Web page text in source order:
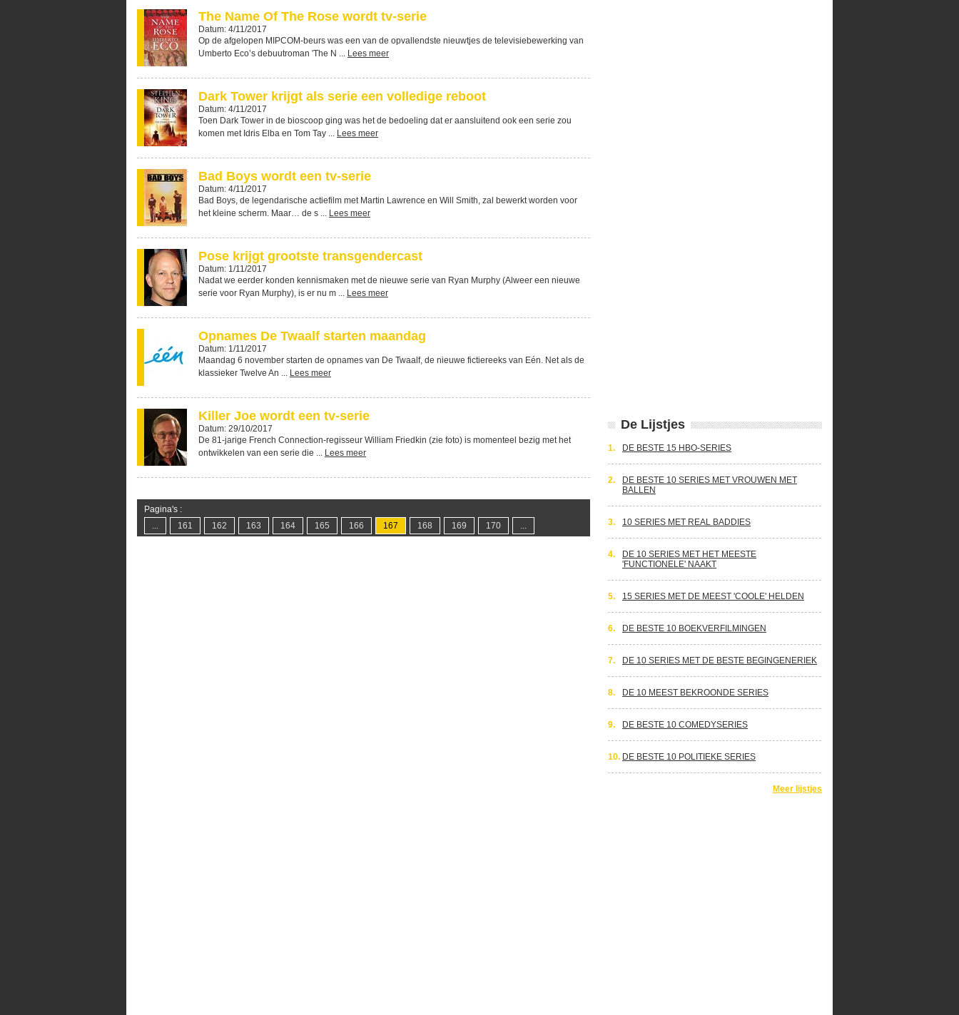
The Name Of The Rose wordt tv-serie
Datum: 4/11/2017
Op de afgelopen MIPCOM-beurs was een van de opvallendste nieuwtjes de televisiebewerking van
Umberto Eco’s debuutroman 'The N ... Lees meer
Dark Tower krijgt als serie een volledige reboot
Datum: 4/11/2017
Toen Dark Tower in de bioscoop ging was het de bedoeling dat er aansluitend ook een serie zou
komen met Idris Elba en Tom Tay ... Lees meer
Bad Boys wordt een tv-serie
Datum: 4/11/2017
Bad Boys, de legendarische actiefilm met Martin Lawrence en Will Smith, zal bewerkt worden voor
het kleine scherm. Maar… de s ... Lees meer
Pose krijgt grootste transgendercast
Datum: 1/11/2017
Nadat we eerder konden kennismaken met de nieuwe serie van Ryan Murphy (Alweer een nieuwe
serie voor Ryan Murphy), is er nu m ... Lees meer
Opnames De Twaalf starten maandag
Datum: 1/11/2017
Maandag 6 november starten de opnames van De Twaalf, de nieuwe fictiereeks van Eén. Net als de
klassieker Twelve An ... Lees meer
Killer Joe wordt een tv-serie
Datum: 29/10/2017
De 81-jarige French Connection-regisseur William Friedkin (zie foto) is momenteel bezig met het
ontwikkelen van een serie die ... Lees meer
Pagina's :
...
161 162 163 164 165 166 167 168 169 170 ...
De Lijstjes
1. DE BESTE 15 HBO-SERIES
2.
DE BESTE 10 SERIES MET VROUWEN MET
BALLEN
3. 10 SERIES MET REAL BADDIES
4.
DE 10 SERIES MET HET MEESTE
'FUNCTIONELE' NAAKT
5. 15 SERIES MET DE MEEST 'COOLE' HELDEN
6. DE BESTE 10 BOEKVERFILMINGEN
7. DE 10 SERIES MET DE BESTE BEGINGENERIEK
8. DE 10 MEEST BEKROONDE SERIES
9. DE BESTE 10 COMEDYSERIES
10. DE BESTE 10 POLITIEKE SERIES
Meer lijstjes